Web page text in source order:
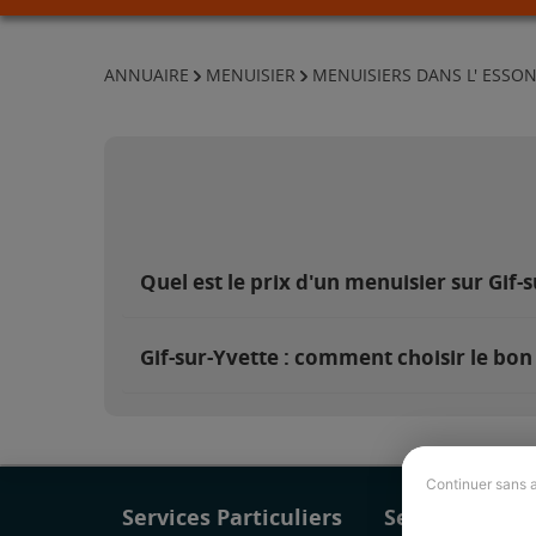
Continuer sans
ANNUAIRE MENUISIER MENUISIERS DANS L'
Quel est le prix d'un menuisier sur Gif-
Gif-sur-Yvette : comment choisir le
Services Particuliers Services Pro